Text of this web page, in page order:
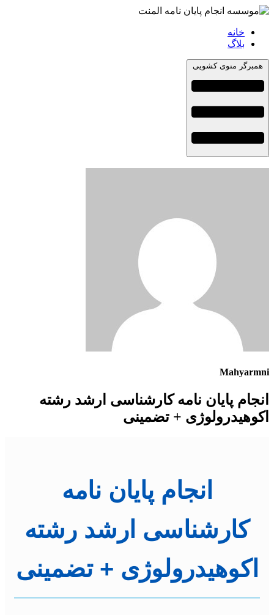
خانه
بلاگ
همبرگر منوی کشویی
Mahyarmni
انجام پایان نامه کارشناسی ارشد رشته
اکوهیدرولوژی + تضمینی
انجام پایان نامه
کارشناسی ارشد رشته
اکوهیدرولوژی + تضمینی